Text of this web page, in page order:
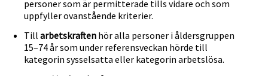
personer som är permitterade tills vidare och som
uppfyller ovanstående kriterier.
Till arbetskraften hör alla personer i åldersgruppen
15–74 år som under referensveckan hörde till
kategorin sysselsatta eller kategorin arbetslösa.